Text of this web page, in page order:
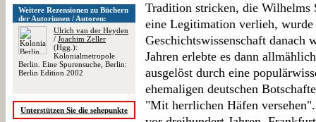
Weitere Rezensionen zu Büchern
der Autorinnen / Autoren:
Ulrich van der Heyden
/ Joachim Zeller
(Hgg.):
Kolonialmetropole
Berlin. Eine Spurensuche, Berlin:
Berlin Edition 2002
Unterstützen Sie die sehepunkte
Tradition stricken, die Wilhelms
eine Legitimation verlieh, wurde
Geschichtswissenschaft danach
Jahren erlebte es dann
ausgelöst durch eine
ehemaligen deutschen
"Mit herrlichen Häfen